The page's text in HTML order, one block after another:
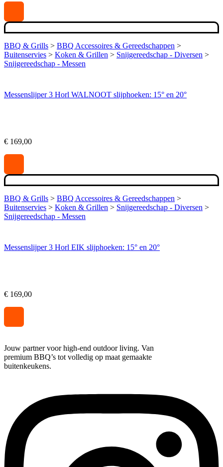
BBQ & Grills > BBQ Accessoires & Gereedschappen >
Buitenservies > Koken & Grillen > Snijgereedschap - Diversen >
Snijgereedschap - Messen
Messenslijper 3 Horl WALNOOT slijphoeken: 15° en 20°
€ 169,00
BBQ & Grills > BBQ Accessoires & Gereedschappen >
Buitenservies > Koken & Grillen > Snijgereedschap - Diversen >
Snijgereedschap - Messen
Messenslijper 3 Horl EIK slijphoeken: 15° en 20°
€ 169,00
Jouw partner voor high-end outdoor living. Van
premium BBQ’s tot volledig op maat gemaakte
buitenkeukens.